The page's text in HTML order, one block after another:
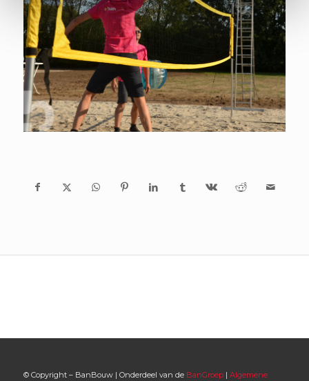
© Copyright – BanBouw | Onderdeel van de BanGroep| Algemene